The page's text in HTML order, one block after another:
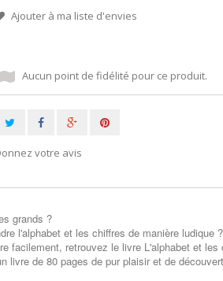
Ajouter à ma liste d'envies
Aucun point de fidélité pour ce produit.
votre avis
grands ?
l'alphabet et les chiffres de manière ludique ?
facilement, retrouvez le livre L'alphabet et
livre de 80 pages de pur plaisir et de